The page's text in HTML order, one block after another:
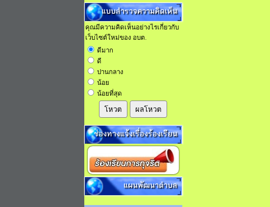
แบบสำรวจความคิดเห็น
คุณมีความคิดเห็นอย่างไรเกี่ยวกับ
เว็บไซต์ใหม่ของ อบต.
ดีมาก
ดี
ปานกลาง
น้อย
น้อยที่สุด
โหวต ผลโหวต
ช่องทางแจ้งเรื่องร้องเรียน
แผนพัฒนาตำบล